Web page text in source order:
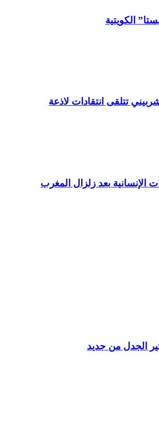
الكويتية
تتلقى انتقادات لاذعة
بعد زلزال المغرب
الجدل من جديد